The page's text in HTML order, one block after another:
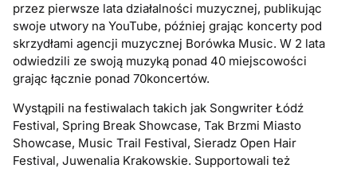
przez pierwsze lata działalności muzycznej, publikując
swoje utwory na YouTube, później grając koncerty pod
skrzydłami agencji muzycznej Borówka Music. W 2 lata
odwiedzili ze swoją muzyką ponad 40 miejscowości
grając łącznie ponad 70koncertów.
Wystąpili na festiwalach takich jak Songwriter Łódź
Festival, Spring Break Showcase, Tak Brzmi Miasto
Showcase, Music Trail Festival, Sieradz Open Hair
Festival, Juwenalia Krakowskie. Supportowali też